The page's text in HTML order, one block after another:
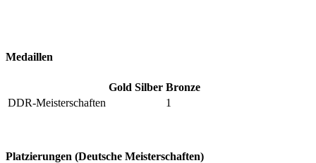
Medaillen
Gold Silber Bronze
DDR-Meisterschaften
1
Platzierungen (Deutsche Meisterschaften)